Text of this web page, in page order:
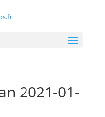
2021-01-